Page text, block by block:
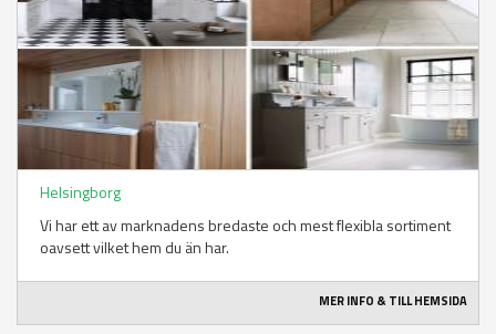
Helsingborg
Vi har ett av marknadens bredaste och mest flexibla sortiment
oavsett vilket hem du än har.
MER INFO & TILL HEMSIDA